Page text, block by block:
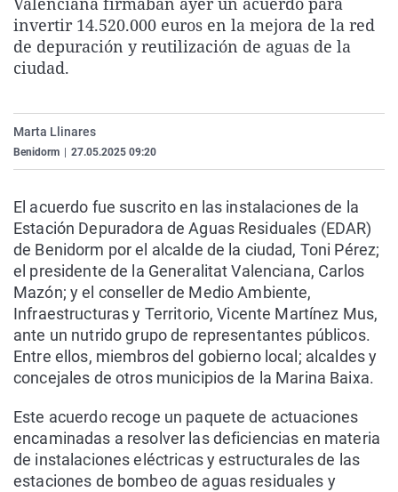
La rosa de los vientos
Gente viajera
Caso
Retornados
Extremadura
Galicia
Virales
Televisión
invertir 14.520.000 euros en la mejora de la red
de depuración y reutilización de aguas de la
ciudad.
Marta Llinares
Benidorm 27.05.2025 09:20
El acuerdo fue suscrito en las instalaciones de la
Estación Depuradora de Aguas Residuales (EDAR)
de Benidorm por el alcalde de la ciudad, Toni Pérez;
el presidente de la Generalitat Valenciana, Carlos
Mazón; y el conseller de Medio Ambiente,
Infraestructuras y Territorio, Vicente Martínez Mus,
ante un nutrido grupo de representantes públicos.
Entre ellos, miembros del gobierno local; alcaldes y
concejales de otros municipios de la Marina Baixa.
Este acuerdo recoge un paquete de actuaciones
encaminadas a resolver las deficiencias en materia
de instalaciones eléctricas y estructurales de las
estaciones de bombeo de aguas residuales y